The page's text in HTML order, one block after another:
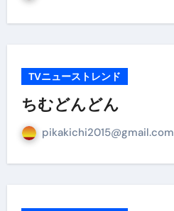
TVニューストレンド
ちむどんどん
pikakichi2015@gmail.com